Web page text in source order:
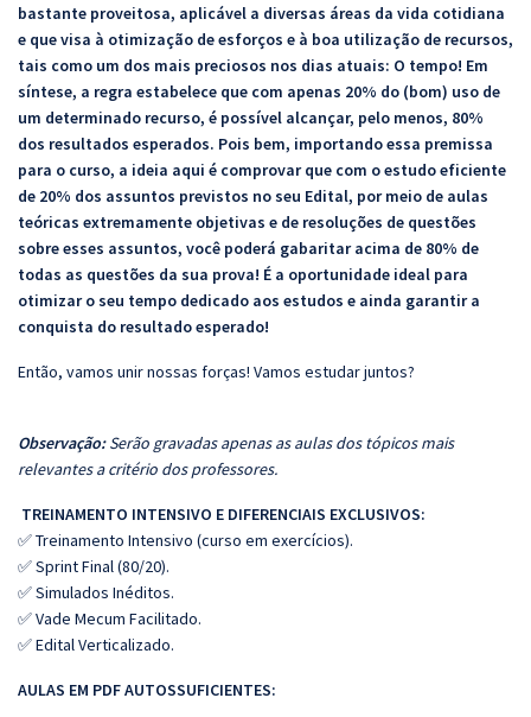
bastante proveitosa, aplicável a diversas áreas da vida cotidiana
e que visa à otimização de esforços e à boa utilização de recursos,
tais como um dos mais preciosos nos dias atuais: O tempo! Em
síntese, a regra estabelece que com apenas 20% do (bom) uso de
um determinado recurso, é possível alcançar, pelo menos, 80%
dos resultados esperados. Pois bem, importando essa premissa
para o curso, a ideia aqui é comprovar que com o estudo eficiente
de 20% dos assuntos previstos no seu Edital, por meio de aulas
teóricas extremamente objetivas e de resoluções de questões
sobre esses assuntos, você poderá gabaritar acima de 80% de
todas as questões da sua prova! É a oportunidade ideal para
otimizar o seu tempo dedicado aos estudos e ainda garantir a
conquista do resultado esperado!
Então, vamos unir nossas forças! Vamos estudar juntos?
Observação:Serão gravadas apenas as aulas dos tópicos mais
relevantes a critério dos professores.
TREINAMENTO INTENSIVO E DIFERENCIAIS EXCLUSIVOS:
✅ Treinamento Intensivo (curso em exercícios).
✅ Sprint Final (80/20).
✅ Simulados Inéditos.
✅ Vade Mecum Facilitado.
✅ Edital Verticalizado.
AULAS EM PDF AUTOSSUFICIENTES: